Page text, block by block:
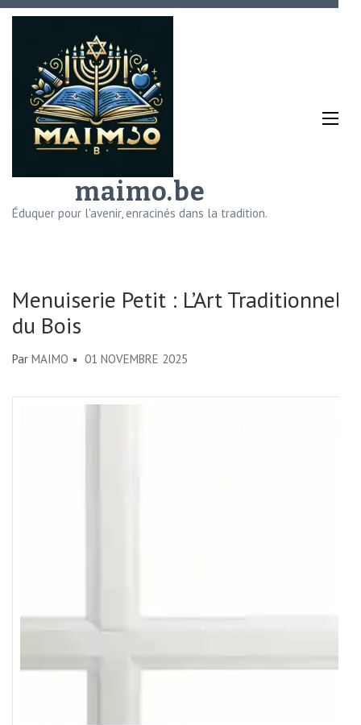
Aller
(Pressez
Entrée)
maimo.be
Éduquer pour l'avenir, enracinés dans la tradition.
Menuiserie Petit : L’Art Traditionnel
du Bois
Par MAIMO 01 NOVEMBRE 2025